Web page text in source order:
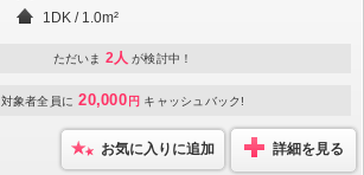
1DK / 1.0m²
ただいま 2人 が検討中！
対象者全員に 20,000 円 キャッシュバック!
お気に入りに追加 詳細を見る